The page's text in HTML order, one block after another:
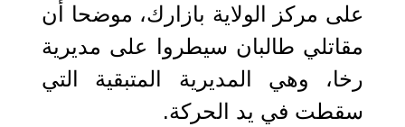
على مركز الولاية بازارك، موضحا أن
مقاتلي طالبان سيطروا على مديرية
رخا، وهي المديرية المتبقية التي
سقطت في يد الحركة.